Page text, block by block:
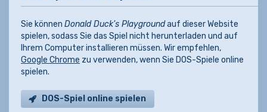
Sie können Donald Duck's Playgroundauf dieser Website
spielen, sodass Sie das Spiel nicht herunterladen und auf
Ihrem Computer installieren müssen. Wir empfehlen,
Google Chrome zu verwenden, wenn Sie DOS-Spiele online
spielen.
DOS-Spiel online spielen